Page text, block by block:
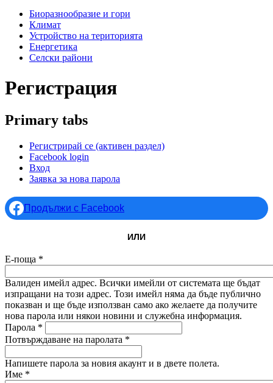
Биоразнообразие и гори
Климат
Устройство на територията
Енергетика
Селски райони
Регистрация
Primary tabs
Регистрирай се (активен раздел)
Facebook login
Вход
Заявка за нова парола
Продължи с Facebook
ИЛИ
Е-поща *
Валиден имейл адрес. Всички имейли от системата ще бъдат
изпращани на този адрес. Този имейл няма да бъде публично
показван и ще бъде използван само ако желаете да получите
нова парола или някои новини и служебна информация.
Парола *
Потвърждаване на паролата *
Напишете парола за новия акаунт и в двете полета.
Име *